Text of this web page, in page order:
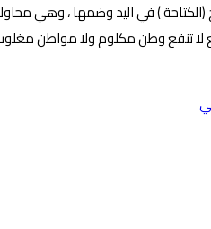
) في اليد وضمها ، وهي
لا تنفع وطن مكلوم ولا مواطن